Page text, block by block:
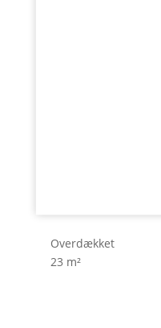
Overdækket
23 m²